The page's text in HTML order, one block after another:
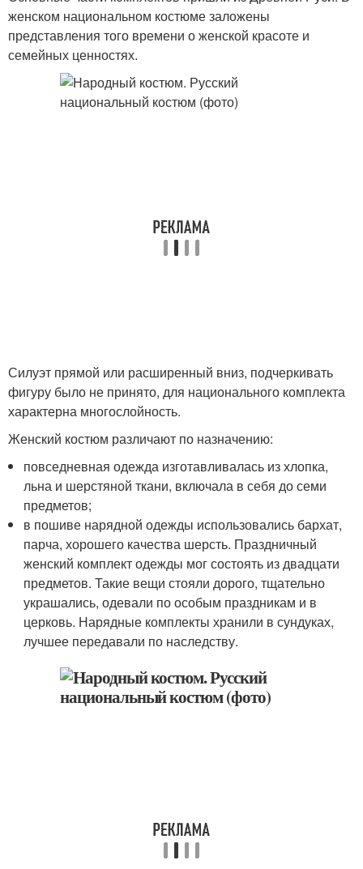
женском национальном костюме заложены
представления того времени о женской красоте и
семейных ценностях.
Силуэт прямой или расширенный вниз, подчеркивать
фигуру было не принято, для национального комплекта
характерна многослойность.
Женский костюм различают по назначению:
повседневная одежда изготавливалась из хлопка,
льна и шерстяной ткани, включала в себя до семи
предметов;
в пошиве нарядной одежды использовались бархат,
парча, хорошего качества шерсть. Праздничный
женский комплект одежды мог состоять из двадцати
предметов. Такие вещи стояли дорого, тщательно
украшались, одевали по особым праздникам и в
церковь. Нарядные комплекты хранили в сундуках,
лучшее передавали по наследству.